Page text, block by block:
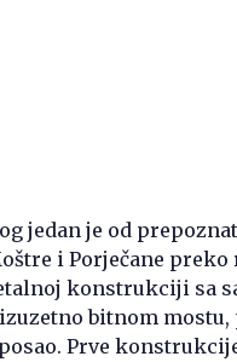
jedan je od
i Porječane preko
konstrukciji sa
bitnom mostu,
Prve